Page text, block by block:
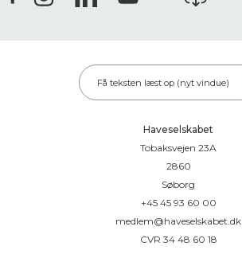
Få teksten læst op (nyt vindue)
Haveselskabet
Tobaksvejen 23A
2860
Søborg
+45 45 93 60 00
medlem@haveselskabet.dk
CVR 34 48 60 18